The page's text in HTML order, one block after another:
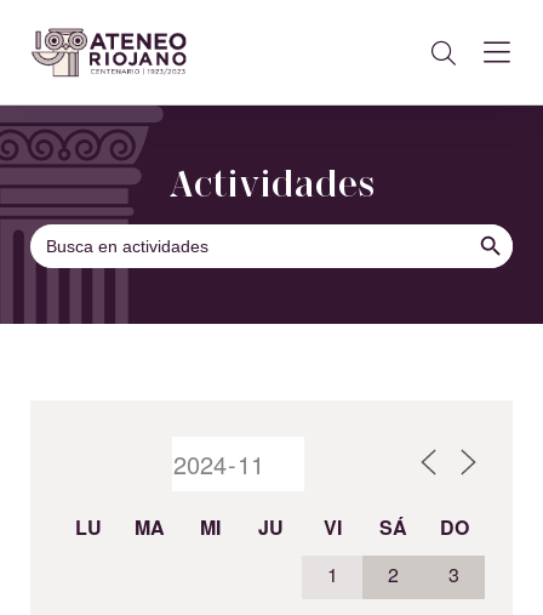
Actividades
Buscar: BOTÓN DE
LU MA MI JU VI SÁ
DO
1
2 3